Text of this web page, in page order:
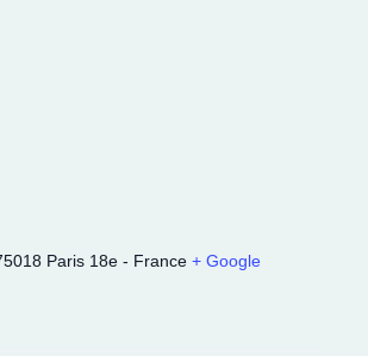
Paris 18e - France + Google